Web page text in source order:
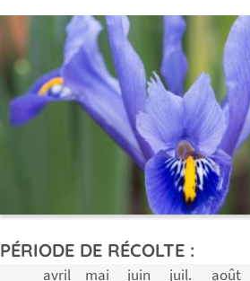
PÉRIODE DE RÉCOLTE :
avril mai juin juil. août